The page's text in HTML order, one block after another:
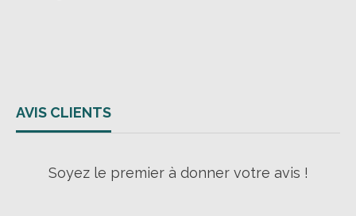
AVIS CLIENTS
Soyez le premier à donner votre avis !